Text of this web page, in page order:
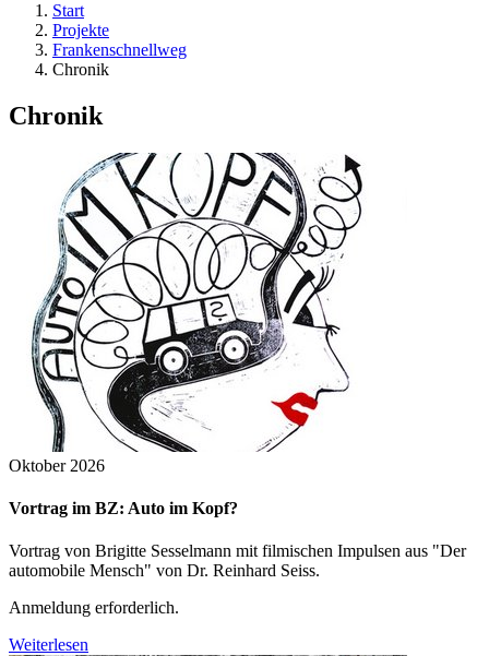
Start
Projekte
Frankenschnellweg
Chronik
Chronik
Oktober 2026
Vortrag im BZ: Auto im Kopf?
Vortrag von Brigitte Sesselmann mit filmischen Impulsen aus "Der
automobile Mensch" von Dr. Reinhard Seiss.
Anmeldung erforderlich.
Weiterlesen